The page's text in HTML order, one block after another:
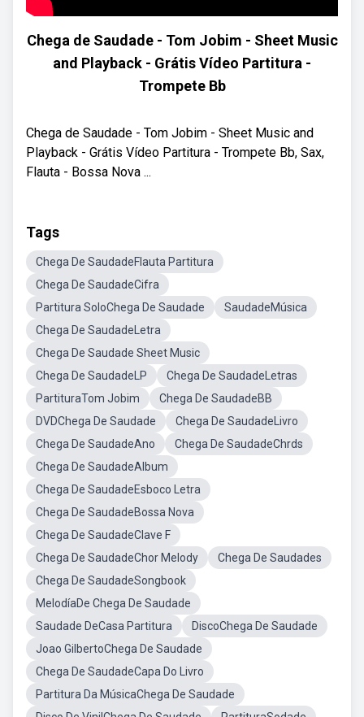
Chega de Saudade - Tom Jobim - Sheet Music
and Playback - Grátis Vídeo Partitura -
Trompete Bb
Chega de Saudade - Tom Jobim - Sheet Music and
Playback - Grátis Vídeo Partitura - Trompete Bb, Sax,
Flauta - Bossa Nova ...
Tags
Chega De SaudadeFlauta Partitura
Chega De SaudadeCifra
Partitura SoloChega De Saudade
SaudadeMúsica
Chega De SaudadeLetra
Chega De Saudade Sheet Music
Chega De SaudadeLP
Chega De SaudadeLetras
PartituraTom Jobim
Chega De SaudadeBB
DVDChega De Saudade
Chega De SaudadeLivro
Chega De SaudadeAno
Chega De SaudadeChrds
Chega De SaudadeAlbum
Chega De SaudadeEsboco Letra
Chega De SaudadeBossa Nova
Chega De SaudadeClave F
Chega De SaudadeChor Melody
Chega De Saudades
Chega De SaudadeSongbook
MelodíaDe Chega De Saudade
Saudade DeCasa Partitura
DiscoChega De Saudade
Joao GilbertoChega De Saudade
Chega De SaudadeCapa Do Livro
Partitura Da MúsicaChega De Saudade